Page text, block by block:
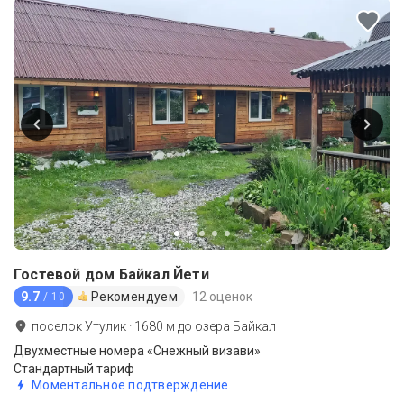
Гостевой дом Байкал Йети
9.7 / 10 Рекомендуем 12 оценок
поселок Утулик · 1680 м до озера Байкал
Двухместные номера «Снежный визави»
Стандартный тариф
Моментальное подтверждение